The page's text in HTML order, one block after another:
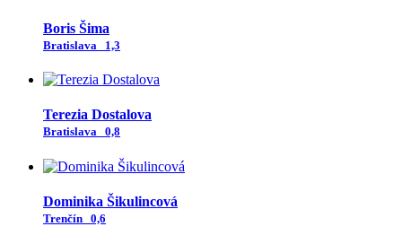
Boris Šima
Bratislava 1,3
Terezia Dostalova
Bratislava 0,8
Dominika Šikulincová
Trenčín 0,6